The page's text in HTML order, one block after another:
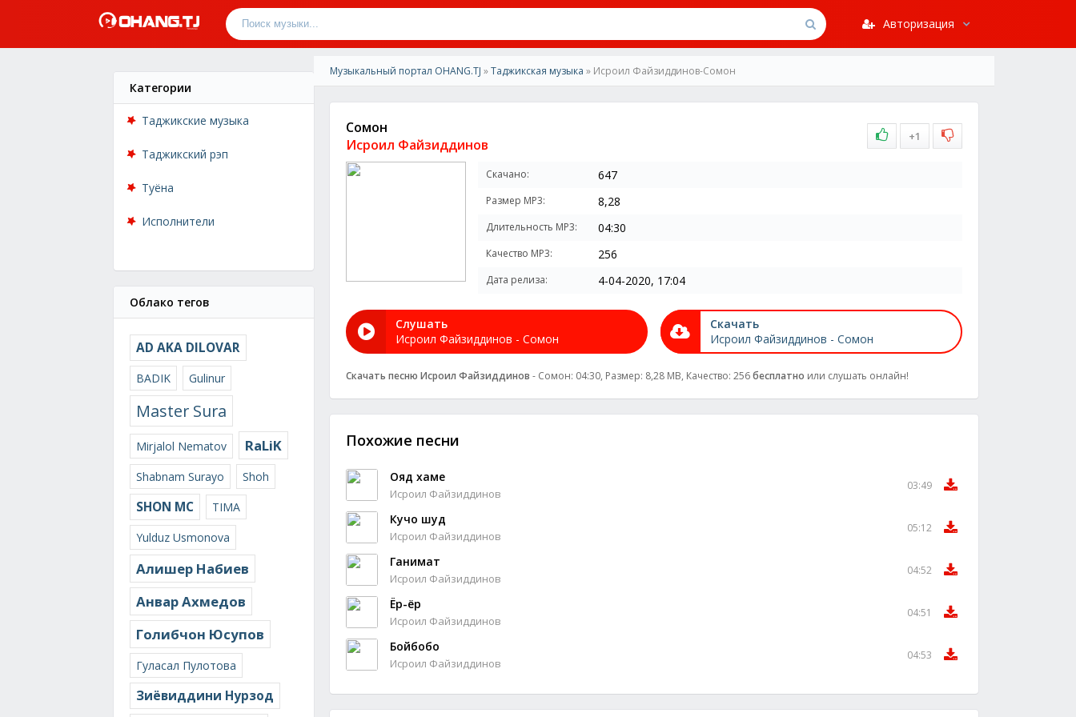
Авторизация
Категории
Таджикские музыка
Таджикский рэп
Туёна
Исполнители
Облако тегов
AD AKA DILOVAR
BADIK Gulinur
Master Sura
Mirjalol Nematov RaLiK
Shabnam Surayo Shoh
SHON MC
TIMA
Yulduz Usmonova
Алишер Набиев
Анвар Ахмедов
Голибчон Юсупов
Гуласал Пулотова
Зиёвиддини Нурзод
Музыкальный портал OHANG.TJ »Таджикская музыка » Исроил Файзиддинов-Сомон
Сомон
Исроил Файзиддинов
+1
Скачано: 647
Размер MP3: 8,28
Длительность MP3: 04:30
Качество MP3: 256
Дата релиза: 4-04-2020, 17:04
Слушать
Исроил Файзиддинов - Сомон
Скачать
Исроил Файзиддинов - Сомон
Скачать песню Исроил Файзиддинов - Сомон: 04:30, Размер: 8,28 MB, Качество: 256бесплатно или слушать онлайн!
Похожие песни
Ояд хаме
Исроил Файзиддинов
03:49
Кучо шуд
Исроил Файзиддинов
05:12
Ганимат
Исроил Файзиддинов
04:52
Ёр-ёр
Исроил Файзиддинов
04:51
Бойбобо
Исроил Файзиддинов
04:53